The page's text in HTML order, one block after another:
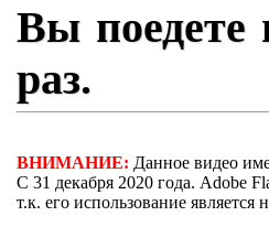
Вы поедете
раз.
ВНИМАНИЕ: Данное видео
С 31 декабря 2020 года. Adobe
т.к. его использование является